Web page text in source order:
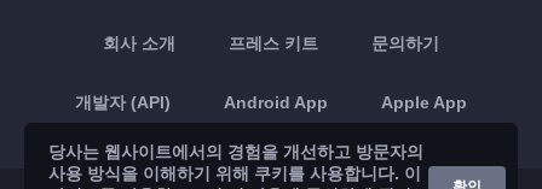
회사 소개 프레스 키트 문의하기
개발자 (API) Android App Apple App
당사는 웹사이트에서의 경험을 개선하고 방문자의
사용 방식을 이해하기 위해 쿠키를 사용합니다. 이